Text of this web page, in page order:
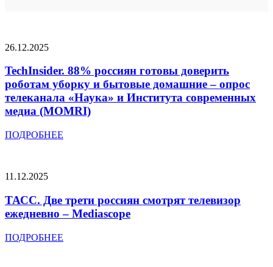
26.12.2025
TechInsider. 88% россиян готовы доверить
роботам уборку и бытовые домашние – опрос
телеканала «Наука» и Института современных
медиа (MOMRI)
ПОДРОБНЕЕ
11.12.2025
ТАСС. Две трети россиян смотрят телевизор
ежедневно – Mediascope
ПОДРОБНЕЕ